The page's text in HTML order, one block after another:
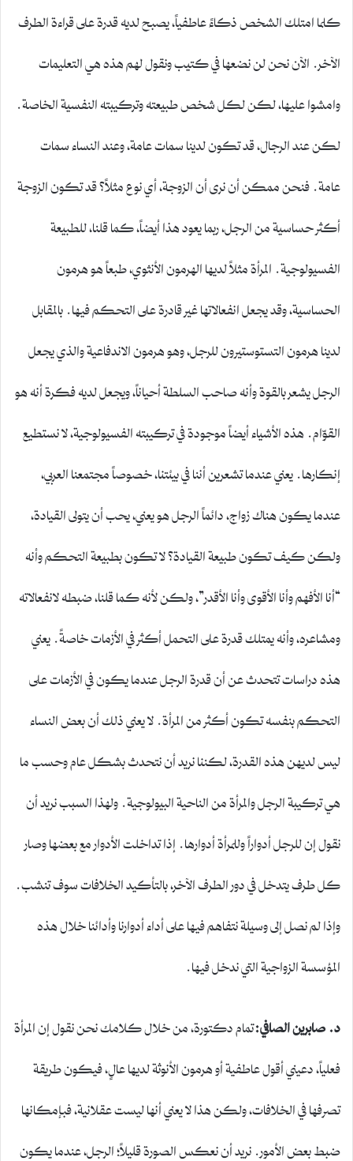
كلما امتلك الشخص ذكاءً عاطفياً، يصبح لديه قدرة على قراءة الطرف
الآخر. الآن نحن لن نضعها في كتيب ونقول لهم هذه هي التعليمات
وامشوا عليها، لكن لكل شخص طبيعته وتركيبته النفسية الخاصة.
لكن عند الرجال، قد تكون لدينا سمات عامة، وعند النساء سمات
عامة. فنحن ممكن أن نرى أن الزوجة، أي نوع مثلاً؟ قد تكون الزوجة
أكثر حساسية من الرجل، ربما يعود هذا أيضاً، كما قلنا، للطبيعة
الفسيولوجية. المرأة مثلاً لديها الهرمون الأنثوي، طبعاً هو هرمون
الحساسية، وقد يجعل انفعالاتها غير قادرة على التحكم فيها. بالمقابل
لدينا هرمون التستوستيرون للرجل، وهو هرمون الاندفاعية والذي يجعل
الرجل يشعر بالقوة وأنه صاحب السلطة أحياناً، ويجعل لديه فكرة أنه هو
القوّام. هذه الأشياء أيضاً موجودة في تركيبته الفسيولوجية، لا نستطيع
إنكارها. يعني عندما تشعرين أننا في بيئتنا، خصوصاً مجتمعنا العربي،
عندما يكون هناك زواج، دائماً الرجل هو يعني، يحب أن يتولى القيادة،
ولكن كيف تكون طبيعة القيادة؟ لا تكون بطبيعة التحكم وأنه
“أنا الأفهم وأنا الأقوى وأنا الأقدر”، ولكن لأنه كما قلنا، ضبطه لانفعالاته
ومشاعره، وأنه يمتلك قدرة على التحمل أكثر في الأزمات خاصةً. يعني
هذه دراسات تتحدث عن أن قدرة الرجل عندما يكون في الأزمات على
التحكم بنفسه تكون أكثر من المرأة. لا يعني ذلك أن بعض النساء
ليس لديهن هذه القدرة، لكننا نريد أن نتحدث بشكل عام وحسب ما
هي تركيبة الرجل والمرأة من الناحية البيولوجية. ولهذا السبب نريد أن
نقول إن للرجل أدواراً وللمرأة أدوارها. إذا تداخلت الأدوار مع بعضها وصار
كل طرف يتدخل في دور الطرف الآخر، بالتأكيد الخلافات سوف تنشب.
وإذا لم نصل إلى وسيلة نتفاهم فيها على أداء أدوارنا وأدائنا خلال هذه
المؤسسة الزواجية التي ندخل فيها.
د. صابرين الصافي:تمام دكتورة، من خلال كلامك نحن نقول إن المرأة
فعلياً، دعيني أقول عاطفية أو هرمون الأنوثة لديها عالٍ، فيكون طريقة
تصرفها في الخلافات، ولكن هذا لا يعني أنها ليست عقلانية، فبإمكانها
ضبط بعض الأمور. نريد أن نعكس الصورة قليلاً؛ الرجل، عندما يكون